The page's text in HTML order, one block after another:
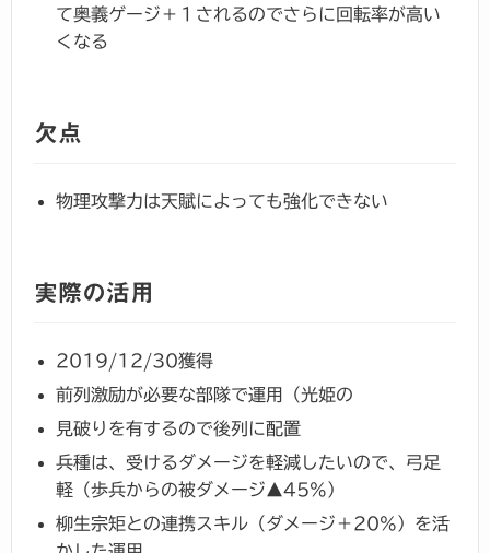
て奥義ゲージ＋１されるのでさらに回転率が高い
くなる
欠点
物理攻撃力は天賦によっても強化できない
実際の活用
2019/12/30獲得
前列激励が必要な部隊で運用（光姫の
見破りを有するので後列に配置
兵種は、受けるダメージを軽減したいので、弓足
軽（歩兵からの被ダメージ▲45%）
柳生宗矩との連携スキル（ダメージ＋20%）を活